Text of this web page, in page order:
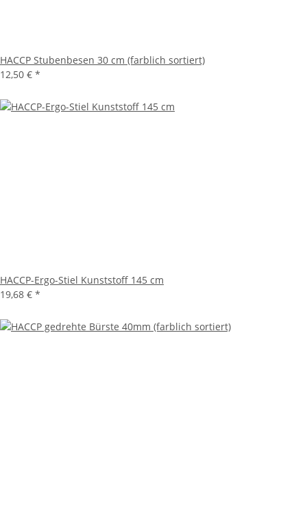
HACCP Stubenbesen 30 cm (farblich sortiert)
12,50 € *
HACCP-Ergo-Stiel Kunststoff 145 cm
19,68 € *